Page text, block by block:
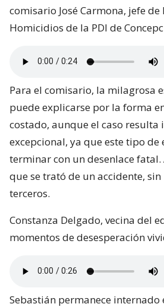
comisario José Carmona, jefe
Homicidios de la PDI de
Para el comisario, la milagrosa
puede explicarse por la forma
costado, aunque el caso resulta
excepcional, ya que este tipo de
terminar con un desenlace
que se trató de un accidente,
terceros.
Constanza Delgado, vecina del
momentos de desesperación
Sebastián permanece internado